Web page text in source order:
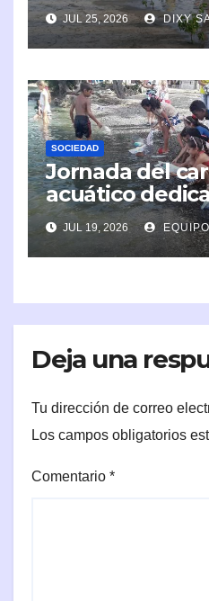
JUL 25, 2026 DIXY
SOCIEDAD
Jornada del
acuático
en Caimanera
JUL 19, 2026
Deja una
Tu dirección de correo
Los campos obligatorios
Comentario *